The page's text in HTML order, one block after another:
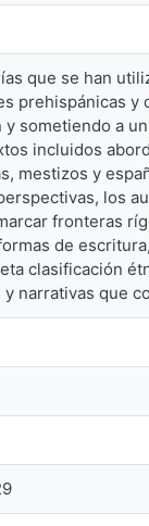
que se han
prehispánicas
sometiendo a
incluidos
mestizos y
los
fronteras
de
clasificación
narrativas que